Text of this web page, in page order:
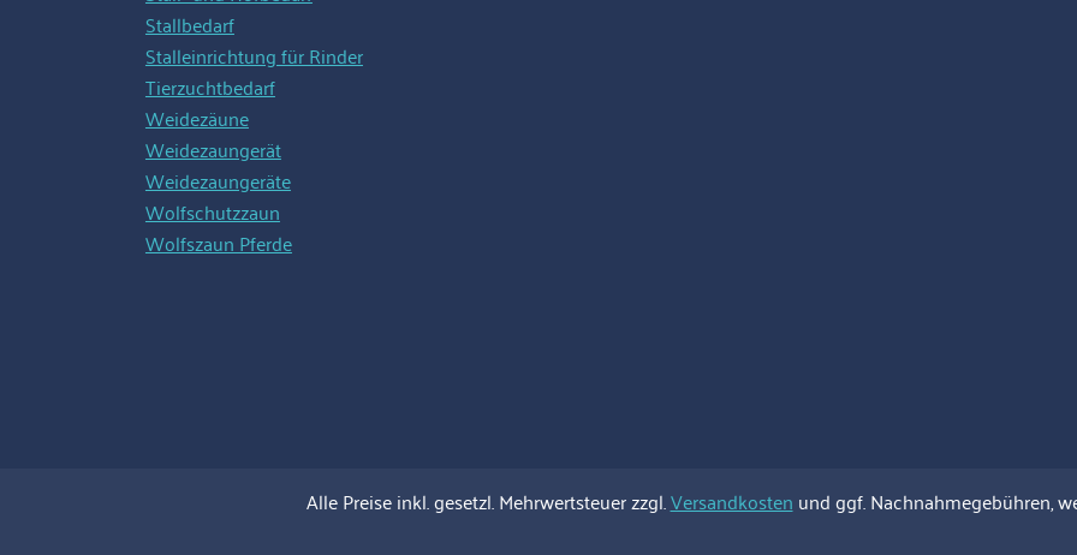
Stallbedarf
Stalleinrichtung für Rinder
Tierzuchtbedarf
Weidezäune
Weidezaungerät
Weidezaungeräte
Wolfschutzzaun
Wolfszaun Pferde
Alle Preise inkl. gesetzl. Mehrwertsteuer zzgl.Versandkosten und ggf. Nachnahmegebühren,